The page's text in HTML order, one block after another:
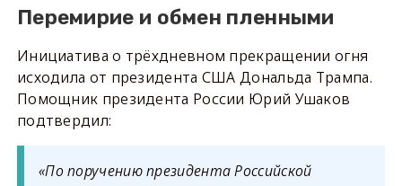
Перемирие и обмен пленными
Инициатива о трёхдневном прекращении огня
исходила от президента США Дональда Трампа.
Помощник президента России Юрий Ушаков
подтвердил:
«По поручению президента Российской